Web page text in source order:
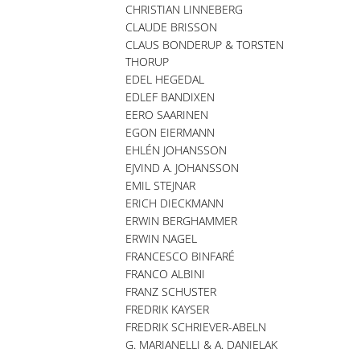
CHRISTIAN LINNEBERG
CLAUDE BRISSON
CLAUS BONDERUP & TORSTEN
THORUP
EDEL HEGEDAL
EDLEF BANDIXEN
EERO SAARINEN
EGON EIERMANN
EHLÉN JOHANSSON
EJVIND A. JOHANSSON
EMIL STEJNAR
ERICH DIECKMANN
ERWIN BERGHAMMER
ERWIN NAGEL
FRANCESCO BINFARÉ
FRANCO ALBINI
FRANZ SCHUSTER
FREDRIK KAYSER
FREDRIK SCHRIEVER-ABELN
G. MARIANELLI & A. DANIELAK